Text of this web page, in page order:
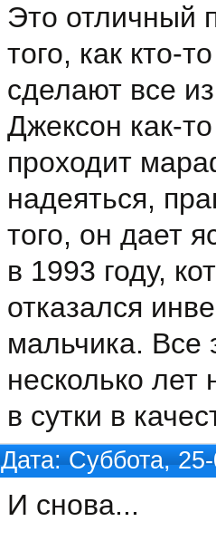
Это отличный
того, как кто-
сделают все
Джексон как-
проходит
надеяться,
того, он дает
в 1993 году,
отказался
мальчика. Все
несколько
в сутки в
Дата: Суббота,
И снова...